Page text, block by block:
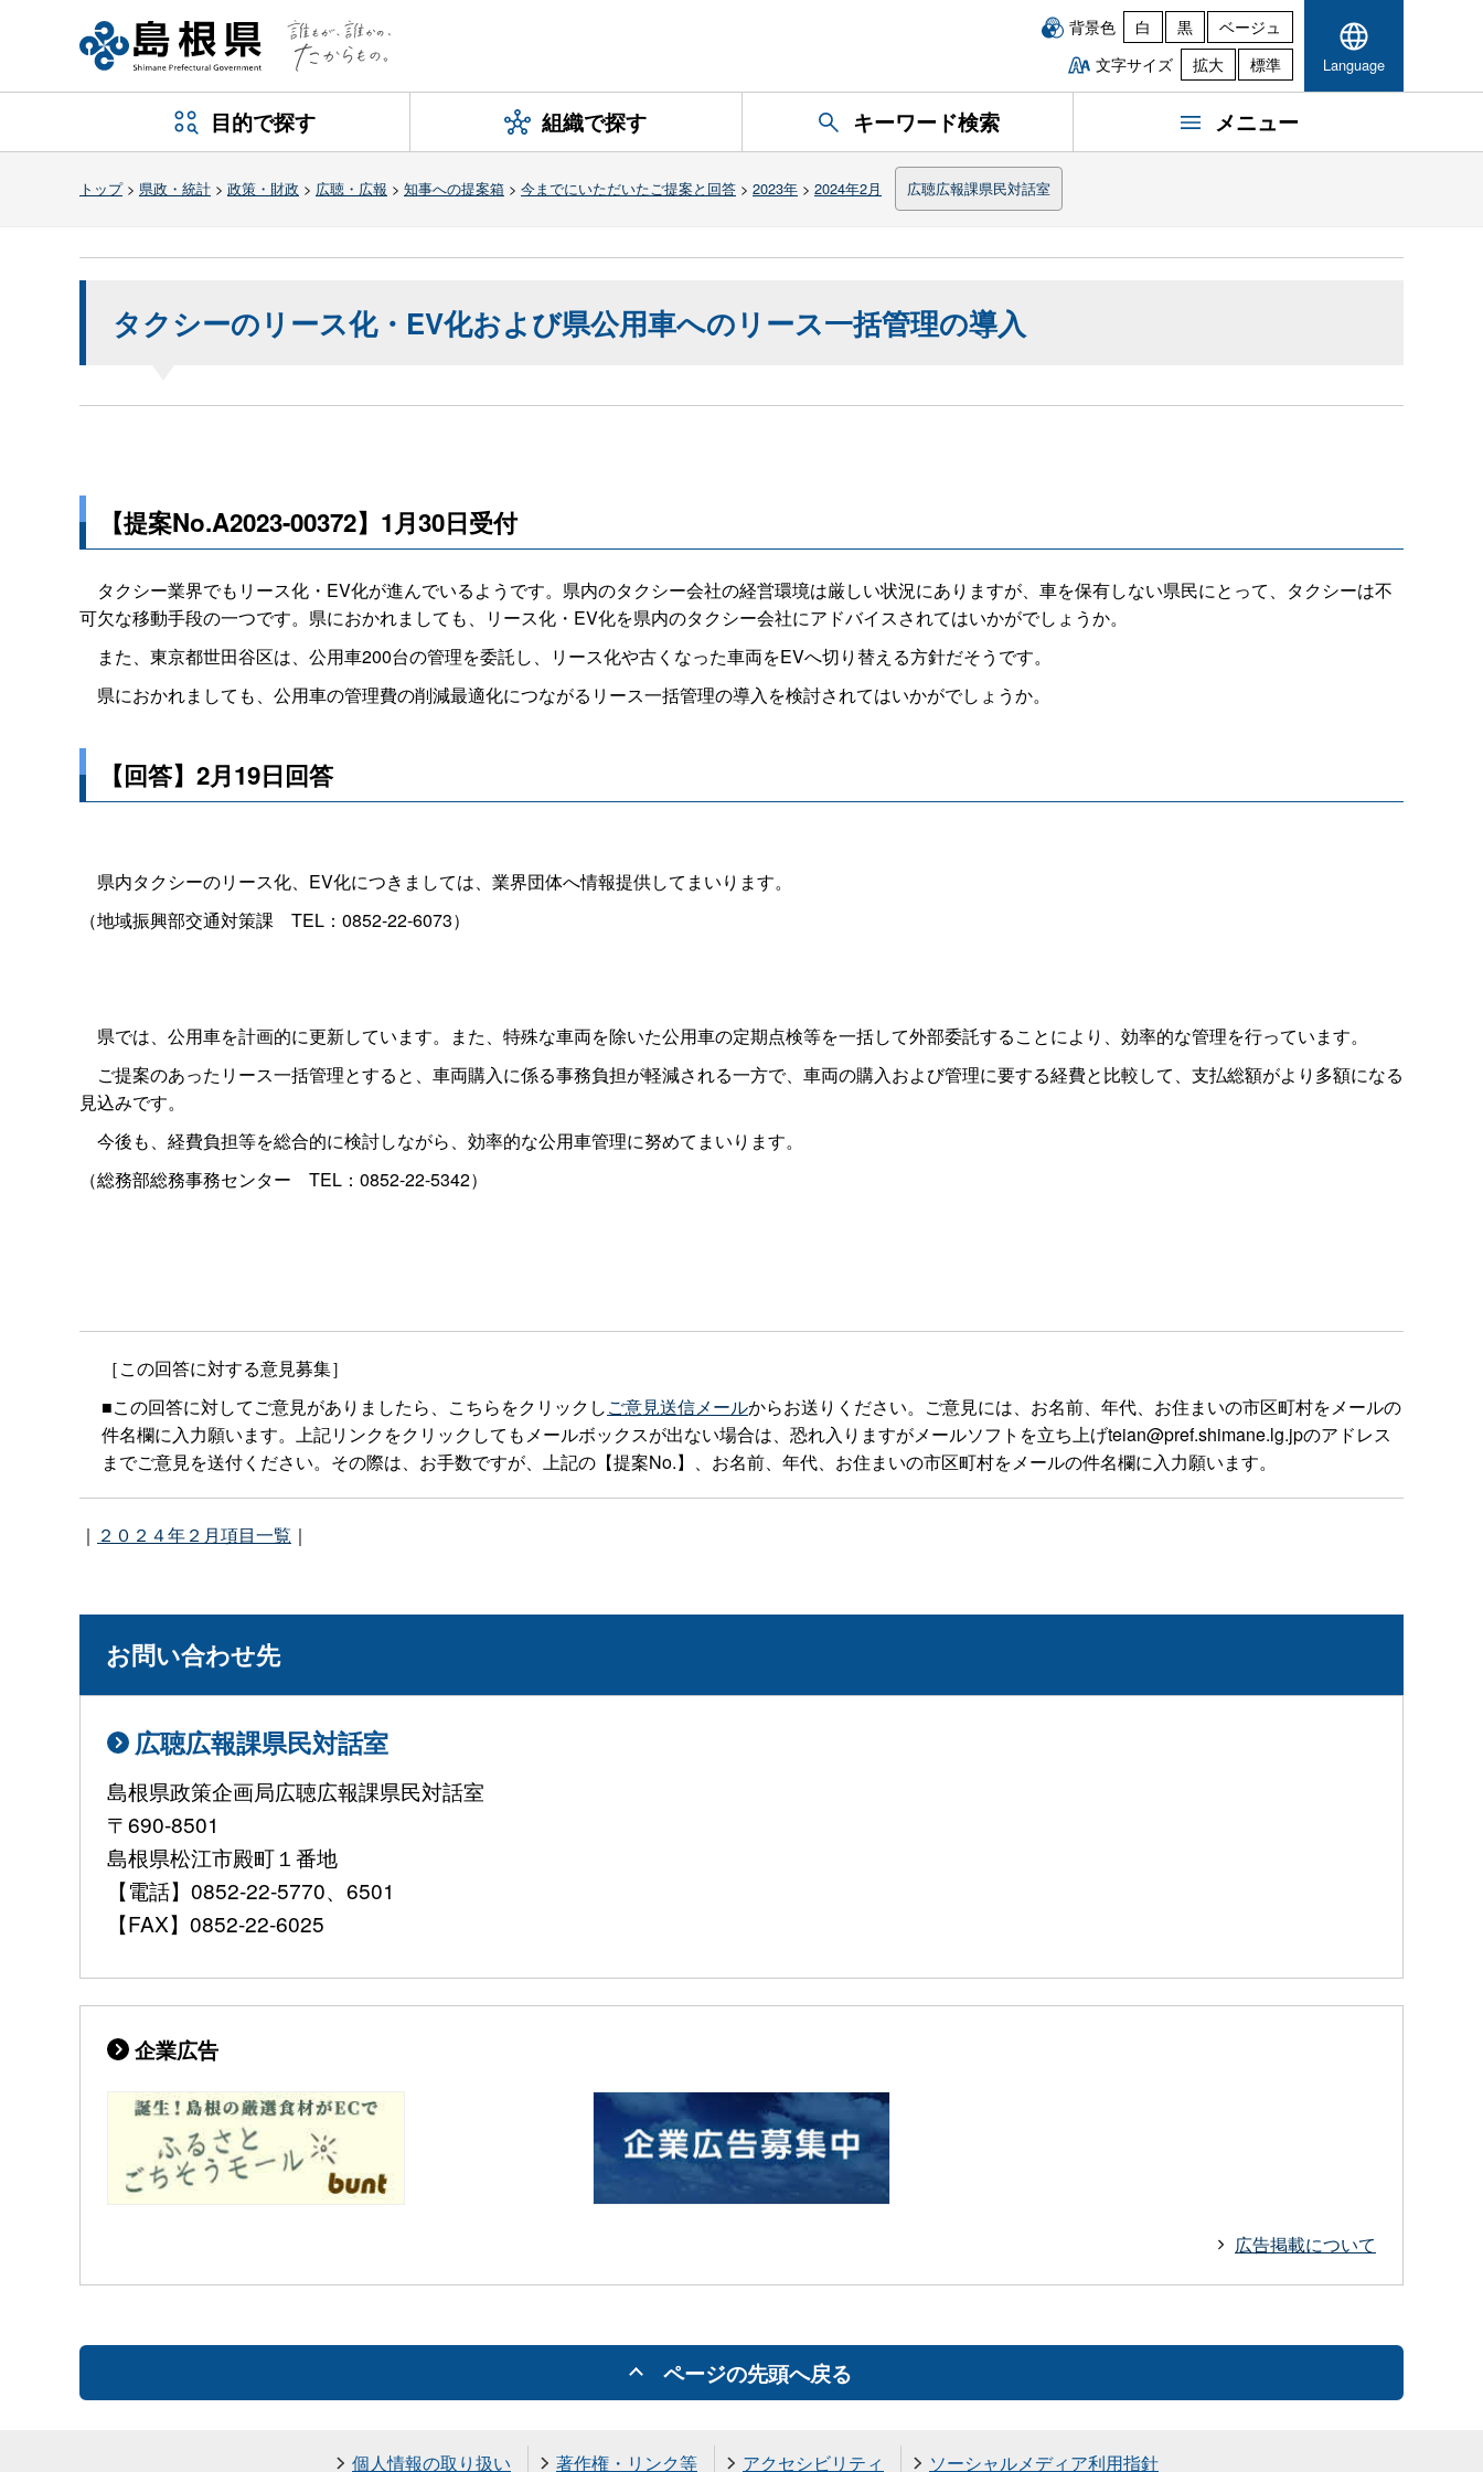
背景色 白 黒
ベージュ
文字サイズ
拡大 標準 Language
目的で探す 組織で探す キーワード検索 メニュー
トップ> 県政・統計 > 政策・財政 > 広聴・広報 > 知事への提案箱 > 今までにいただいたご提案と回答 > 2023年 > 2024年2月 広聴広報課県民対話室
タクシーのリース化・EV化および県公用車へのリース一括管理の導入
【提案No.A2023-00372】1月30日受付
タクシー業界でもリース化・EV化が進んでいるようです。県内のタクシー会社の経営環境は厳しい状況にありますが、車を保有しない県民にとって、タクシーは不
可欠な移動手段の一つです。県におかれましても、リース化・EV化を県内のタクシー会社にアドバイスされてはいかがでしょうか。
また、東京都世田谷区は、公用車200台の管理を委託し、リース化や古くなった車両をEVへ切り替える方針だそうです。
県におかれましても、公用車の管理費の削減最適化につながるリース一括管理の導入を検討されてはいかがでしょうか。
【回答】2月19日回答
県内タクシーのリース化、EV化につきましては、業界団体へ情報提供してまいります。
（地域振興部交通対策課 TEL：0852-22-6073）
県では、公用車を計画的に更新しています。また、特殊な車両を除いた公用車の定期点検等を一括して外部委託することにより、効率的な管理を行っています。
ご提案のあったリース一括管理とすると、車両購入に係る事務負担が軽減される一方で、車両の購入および管理に要する経費と比較して、支払総額がより多額になる
見込みです。
今後も、経費負担等を総合的に検討しながら、効率的な公用車管理に努めてまいります。
（総務部総務事務センター TEL：0852-22-5342）
［この回答に対する意見募集］
■この回答に対してご意見がありましたら、こちらをクリックしご意見送信メールからお送りください。ご意見には、お名前、年代、お住まいの市区町村をメールの
件名欄に入力願います。上記リンクをクリックしてもメールボックスが出ない場合は、恐れ入りますがメールソフトを立ち上げteian@pref.shimane.lg.jpのアドレス
までご意見を送付ください。その際は、お手数ですが、上記の【提案No.】、お名前、年代、お住まいの市区町村をメールの件名欄に入力願います。
｜ ２０２４年２月項目一覧 ｜
お問い合わせ先
広聴広報課県民対話室
島根県政策企画局広聴広報課県民対話室
〒690-8501
島根県松江市殿町１番地
【電話】0852-22-5770、6501
【FAX】0852-22-6025
企業広告
広告掲載について
ページの先頭へ戻る
個人情報の取り扱い 著作権・リンク等 アクセシビリティ ソーシャルメディア利用指針